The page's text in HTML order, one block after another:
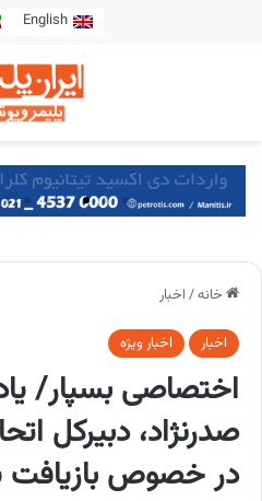
English
خانه/ اخبار
اخبار اخبار ویژه
اختصاصی بسپار/
صدرنژاد، دبیرکل
در خصوص بازیافت